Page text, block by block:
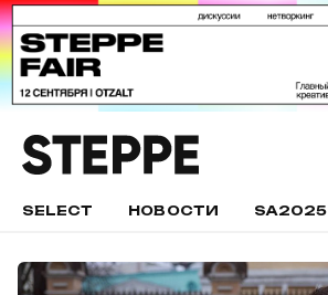
SELECT НОВОСТИ SA2025